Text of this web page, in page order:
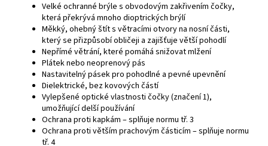
Velké ochranné brýle s obvodovým zakřivením čočky,
která překrývá mnoho dioptrických brýlí
Měkký, ohebný štít s větracími otvory na nosní části,
který se přizpůsobí obličeji a zajišťuje větší pohodlí
Nepřímé větrání, které pomáhá snižovat mlžení
Plátek nebo neoprenový pás
Nastavitelný pásek pro pohodlné a pevné upevnění
Dielektrické, bez kovových částí
Vylepšené optické vlastnosti čočky (značení 1),
umožňující delší používání
Ochrana proti kapkám – splňuje normu tř. 3
Ochrana proti větším prachovým částicím – splňuje normu
tř. 4